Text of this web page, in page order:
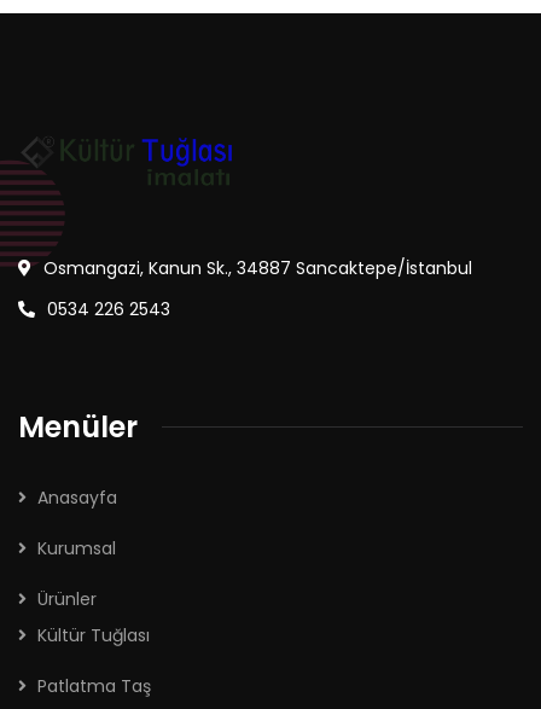
Osmangazi, Kanun Sk., 34887 Sancaktepe/İstanbul
0534 226 2543
Menüler
Anasayfa
Kurumsal
Ürünler
Kültür Tuğlası
Patlatma Taş